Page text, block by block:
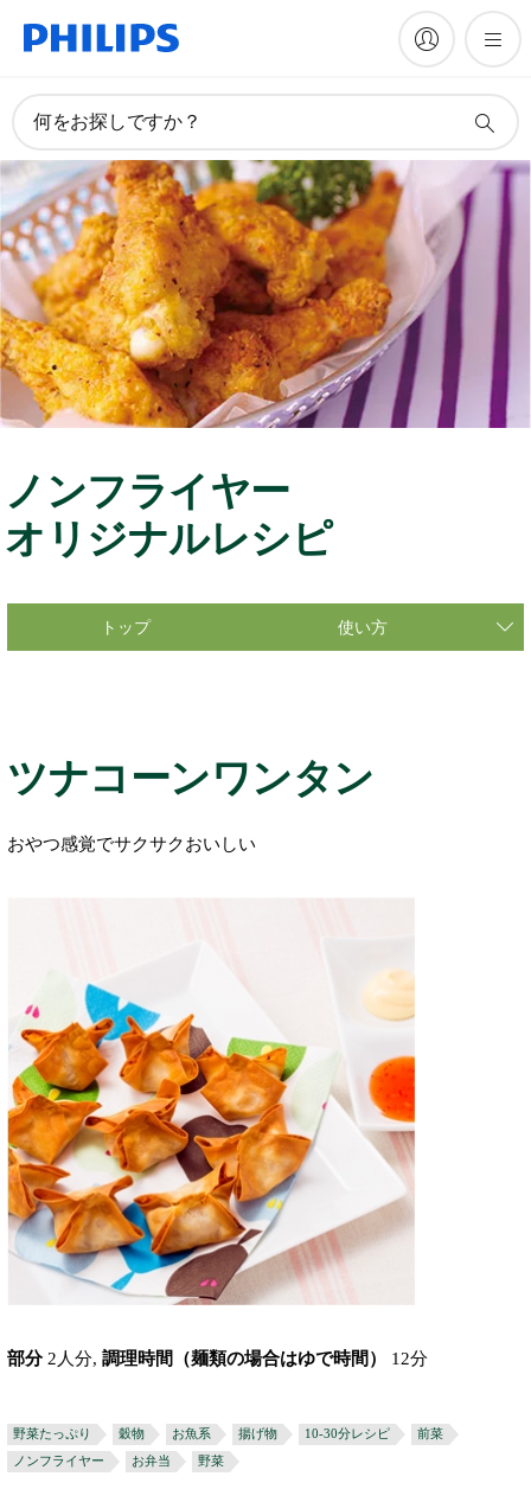
何をお探しですか？
ノンフライヤー
オリジナルレシピ
トップ 使い方
ツナコーンワンタン
おやつ感覚でサクサクおいしい
部分 2人分, 調理時間（麺類の場合はゆで時間） 12分
野菜たっぷり 穀物 お魚系 揚げ物 10-30分レシピ
前菜
ノンフライヤー
お弁当 野菜